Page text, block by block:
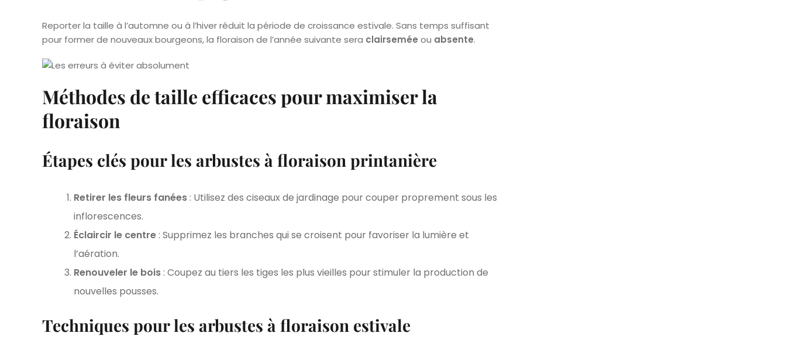
Reporter la taille à l’automne ou à l’hiver réduit la période de croissance estivale. Sans temps suffisant
pour former de nouveaux bourgeons, la floraison de l’année suivante sera clairsemée ou absente.
Méthodes de taille efficaces pour maximiser la
floraison
Étapes clés pour les arbustes à floraison printanière
Retirer les fleurs fanées : Utilisez des ciseaux de jardinage pour couper proprement sous les
inflorescences.
Éclaircir le centre : Supprimez les branches qui se croisent pour favoriser la lumière et
l’aération.
Renouveler le bois : Coupez au tiers les tiges les plus vieilles pour stimuler la production de
nouvelles pousses.
Techniques pour les arbustes à floraison estivale